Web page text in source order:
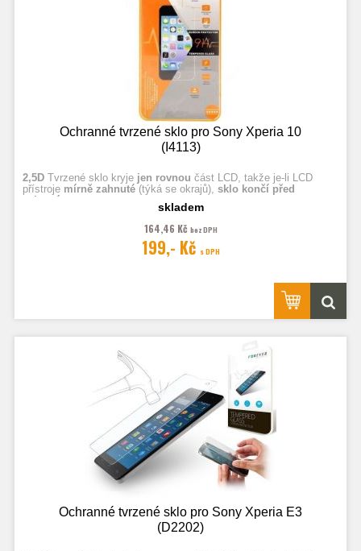
Ochranné tvrzené sklo pro Sony Xperia 10
(I4113)
2,5D Tvrzené sklo kryje jen rovnou část LCD, takže je-li LCD
přístroje mírně zahnuté (týká se okrajů), sklo končí před
zahnutím.
Fotografie jsou ilustrační.
skladem
164,46 Kč bez DPH
199,- Kč s DPH
Ochranné tvrzené sklo pro Sony Xperia E3
(D2202)